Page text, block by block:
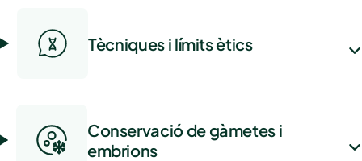
Tècniques i límits ètics
Conservació de gàmetes i
embrions